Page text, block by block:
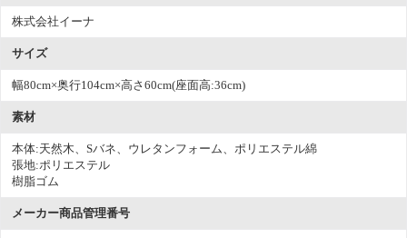
株式会社イーナ
サイズ
幅80cm×奥行104cm×高さ60cm(座面高:36cm)
素材
本体:天然木、Sバネ、ウレタンフォーム、ポリエステル綿
張地:ポリエステル
樹脂ゴム
メーカー商品管理番号